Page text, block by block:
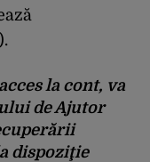
la cont, va
de Ajutor
dispoziţie